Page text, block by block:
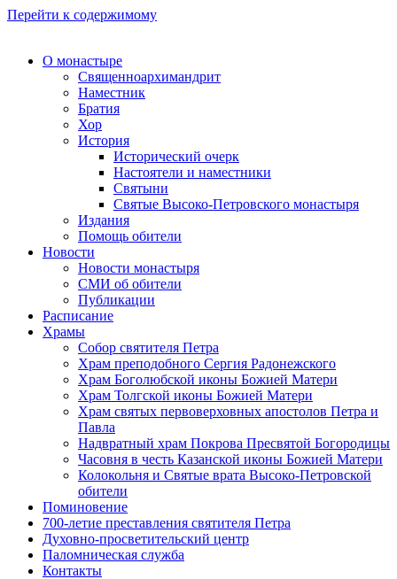
Перейти к содержимому
О монастыре
Священноархимандрит
Наместник
Братия
Хор
История
Исторический очерк
Настоятели и наместники
Святыни
Святые Высоко-Петровского монастыря
Издания
Помощь обители
Новости
Новости монастыря
СМИ об обители
Публикации
Расписание
Храмы
Собор святителя Петра
Храм преподобного Сергия Радонежского
Храм Боголюбской иконы Божией Матери
Храм Толгской иконы Божией Матери
Храм святых первоверховных апостолов Петра и
Павла
Надвратный храм Покрова Пресвятой Богородицы
Часовня в честь Казанской иконы Божией Матери
Колокольня и Святые врата Высоко-Петровской
обители
Поминовение
700-летие преставления святителя Петра
Духовно-просветительский центр
Паломническая служба
Контакты